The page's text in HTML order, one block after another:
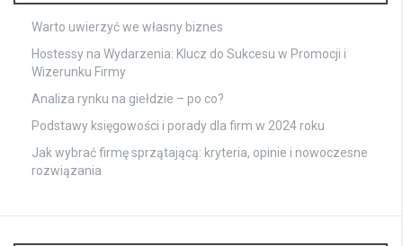
Warto uwierzyć we własny biznes
Hostessy na Wydarzenia: Klucz do Sukcesu w Promocji i
Wizerunku Firmy
Analiza rynku na giełdzie – po co?
Podstawy księgowości i porady dla firm w 2024 roku
Jak wybrać firmę sprzątającą: kryteria, opinie i nowoczesne
rozwiązania